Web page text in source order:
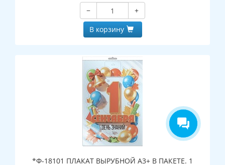
−
+
В корзину
*Ф-18101 ПЛАКАТ ВЫРУБНОЙ А3+ В ПАКЕТЕ. 1